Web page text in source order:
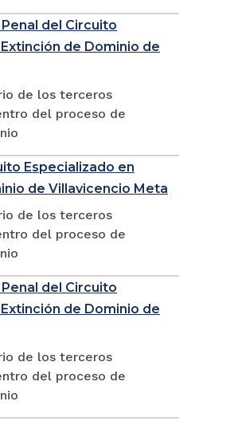
del Circuito
de Dominio de
de los terceros
del proceso de
Especializado en
de Villavicencio Meta
de los terceros
del proceso de
del Circuito
de Dominio de
de los terceros
del proceso de